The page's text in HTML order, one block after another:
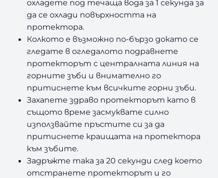
охладете под течаща вода за 1 секунда за
да се охлади повърхността на
протектора.
Колкото е възможно по-бързо докато се
гледате в огледалото подравнете
протекторът с централната линия на
горните зъби и внимателно го
притиснете към всичките горни зъби.
Захапете здраво протекторът като в
същото време засмуквате силно
използвайте пръстите си за да
притиснете краищата на протектора
към зъбите.
Задръжте така за 20 секунди след което
отстранете протекторът и го